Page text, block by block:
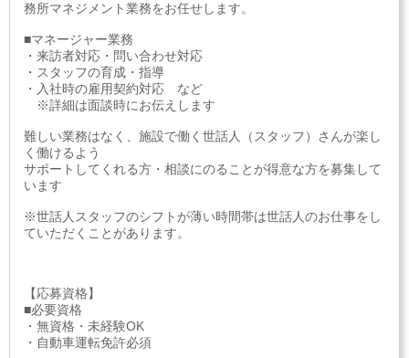
務所マネジメント業務をお任せします。
■マネージャー業務
・来訪者対応・問い合わせ対応
・スタッフの育成・指導
・入社時の雇用契約対応 など
※詳細は面談時にお伝えします
難しい業務はなく、施設で働く世話人（スタッフ）さんが楽し
く働けるよう
サポートしてくれる方・相談にのることが得意な方を募集して
います
※世話人スタッフのシフトが薄い時間帯は世話人のお仕事をし
ていただくことがあります。
【応募資格】
■必要資格
・無資格・未経験OK
・自動車運転免許必須